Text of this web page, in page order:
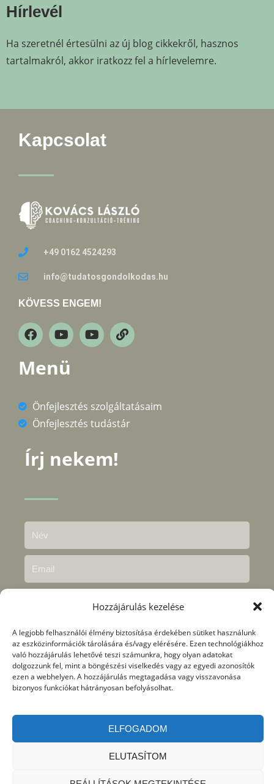
Hozzájárulás kezelése
A legjobb felhasználói élmény biztosítása érdekében sütiket használunk
az eszközinformációk tárolására és/vagy elérésére. Ezen technológiákhoz
való hozzájárulás lehetővé teszi számunkra, hogy olyan adatokat
dolgozzunk fel, mint a böngészési viselkedés vagy az egyedi azonosítók
ezen a webhelyen. A hozzájárulás megtagadása vagy visszavonása
bizonyos funkciókat hátrányosan befolyásolhat.
ELFOGADOM
ELUTASÍTOM
Hírlevél
Ha szeretnél értesülni az új blog cikkekről, hasznos
tartalmakról, akkor iratkozz fel a hírlevelemre.
Kapcsolat
+49 0162 4524293
info@tudatosgondolkodas.hu
KÖVESS ENGEM!
Menü
Önfejlesztés szolgáltatásaim
Önfejlesztés tudástár
Írj nekem!
Megértettem és elfogadtam azadatkezelési
nyilvántartásbanfoglaltakat.
KÜLDÉS
2026 © Önfejlesztés, tudatos gondolkodás, coaching –